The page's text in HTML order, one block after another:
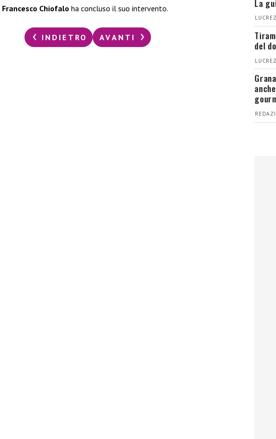
Francesco Chiofalo ha concluso il suo intervento.
INDIETRO AVANTI
La
del